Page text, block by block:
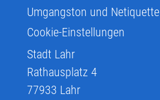
Umgangston und Netiquette
Cookie-Einstellungen
Stadt Lahr
Rathausplatz 4
77933 Lahr